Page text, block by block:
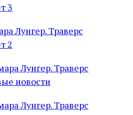
3
Лунгер. Траверс
2
Лунгер. Траверс
новости
Лунгер. Траверс